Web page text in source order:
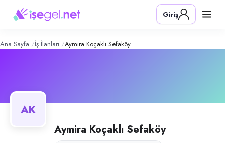
Koçaklı Sefaköy – Şirket
Konum:
Aymira Koçaklı Sefaköy, Küçükçekmece, İstanbul bölgesinde güzellik
Giriş
Ana Sayfa İş İlanları Aymira Koçaklı Sefaköy
AK
Aymira Koçaklı Sefaköy